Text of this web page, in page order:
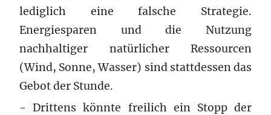
lediglich eine falsche Strategie.
Energiesparen und die Nutzung
nachhaltiger natürlicher Ressourcen
(Wind, Sonne, Wasser) sind stattdessen das
Gebot der Stunde.
- Drittens könnte freilich ein Stopp der